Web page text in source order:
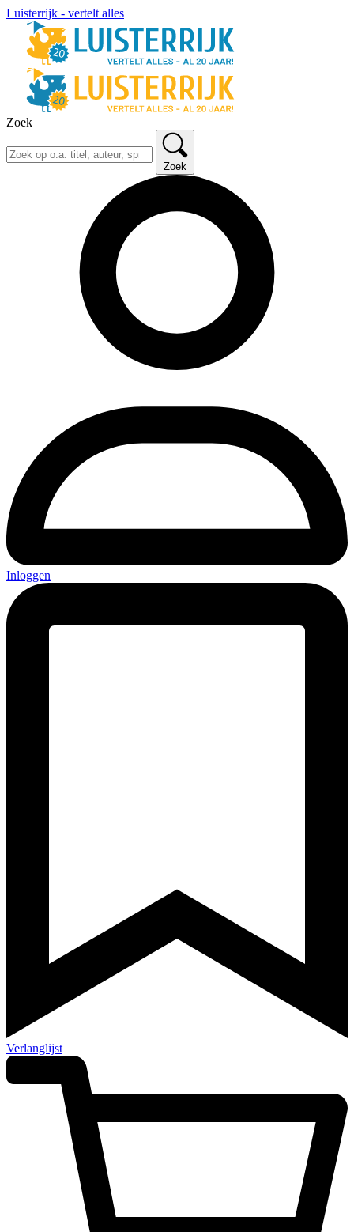
Luisterrijk - vertelt alles
Zoek
Zoek
Inloggen
Verlanglijst